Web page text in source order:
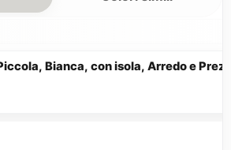
Bianca, con isola, Arredo e